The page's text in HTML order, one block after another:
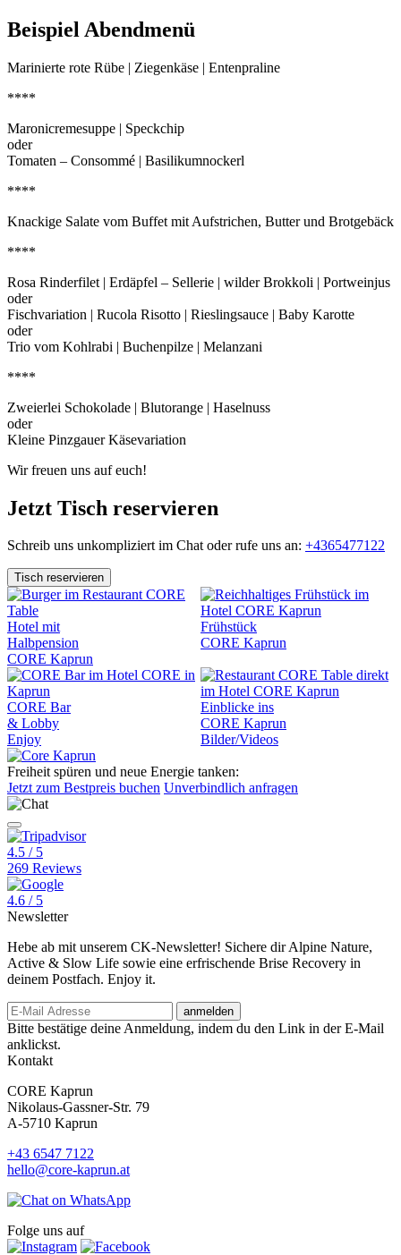
Beispiel Abendmenü
Marinierte rote Rübe | Ziegenkäse | Entenpraline
****
Maronicremesuppe | Speckchip
oder
Tomaten – Consommé | Basilikumnockerl
****
Knackige Salate vom Buffet mit Aufstrichen, Butter und Brotgebäck
****
Rosa Rinderfilet | Erdäpfel – Sellerie | wilder Brokkoli | Portweinjus
oder
Fischvariation | Rucola Risotto | Rieslingsauce | Baby Karotte
oder
Trio vom Kohlrabi | Buchenpilze | Melanzani
****
Zweierlei Schokolade | Blutorange | Haselnuss
oder
Kleine Pinzgauer Käsevariation
Wir freuen uns auf euch!
Jetzt Tisch reservieren
Schreib uns unkompliziert im Chat oder rufe uns an: +4365477122
Tisch reservieren
Hotel mit
Halbpension
CORE Kaprun
Frühstück
CORE Kaprun
CORE Bar
& Lobby
Enjoy
Einblicke ins
CORE Kaprun
Bilder/Videos
Freiheit spüren und neue Energie tanken:
Jetztzum Bestpreis buchen Unverbindlich anfragen
4.5 / 5
269 Reviews
4.6 / 5
Newsletter
Hebe ab mit unserem CK-Newsletter! Sichere dir Alpine Nature,
Active & Slow Life sowie eine erfrischende Brise Recovery in
deinem Postfach. Enjoy it.
anmelden
Bitte bestätige deine Anmeldung, indem du den Link in der E-Mail
anklickst.
Kontakt
CORE Kaprun
Nikolaus-Gassner-Str. 79
A-5710 Kaprun
+43 6547 7122
hello@core-kaprun.at
Folge uns auf